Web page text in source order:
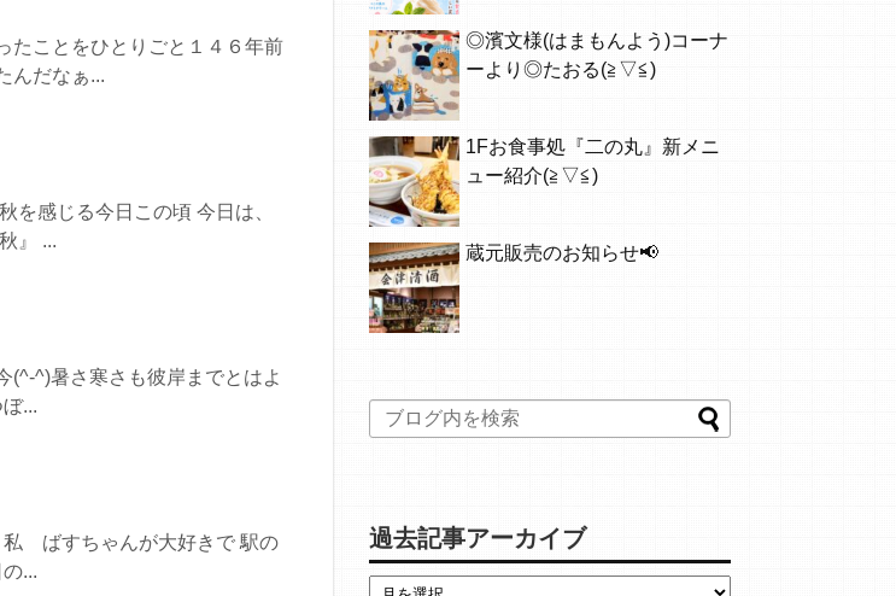
たことをひとりごと１４６年前
んだなぁ...
を感じる今日この頃 今日は、
』 ...
^)暑さ寒さも彼岸までとはよ
...
ばすちゃんが大好きで 駅の
...
◎濱文様(はまもんよう)コーナ
ーより◎たおる(≧▽≦)
1Fお食事処『二の丸』新メニ
ュー紹介(≧▽≦)
蔵元販売のお知らせ📢
過去記事アーカイブ